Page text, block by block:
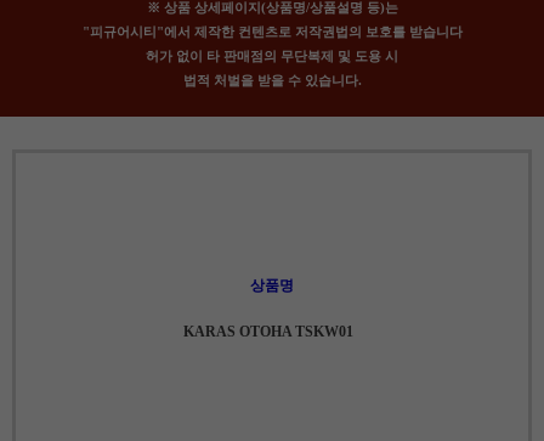
※ 상품 상세페이지(상품명/상품설명 등)는
"피규어시티"에서 제작한 컨텐츠로 저작권법의 보호를 받습니다
허가 없이 타 판매점의 무단복제 및 도용 시
법적 처벌을 받을 수 있습니다.
상품명
KARAS OTOHA TSKW01